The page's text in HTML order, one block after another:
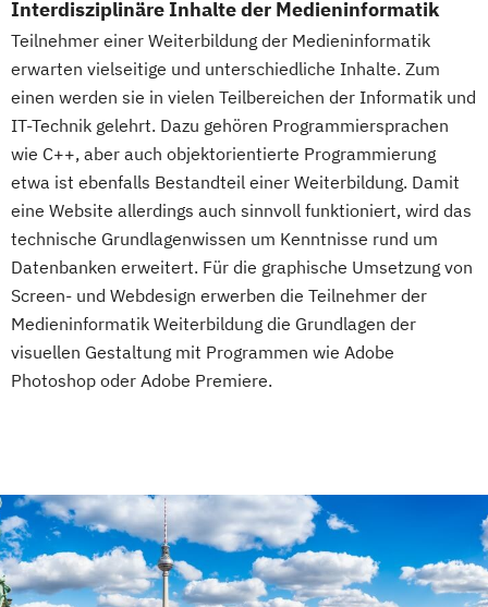
Interdisziplinäre Inhalte der Medieninformatik
Teilnehmer einer Weiterbildung der Medieninformatik
erwarten vielseitige und unterschiedliche Inhalte. Zum
einen werden sie in vielen Teilbereichen der Informatik und
IT-Technik gelehrt. Dazu gehören Programmiersprachen
wie C++, aber auch objektorientierte Programmierung
etwa ist ebenfalls Bestandteil einer Weiterbildung. Damit
eine Website allerdings auch sinnvoll funktioniert, wird das
technische Grundlagenwissen um Kenntnisse rund um
Datenbanken erweitert. Für die graphische Umsetzung von
Screen- und Webdesign erwerben die Teilnehmer der
Medieninformatik Weiterbildung die Grundlagen der
visuellen Gestaltung mit Programmen wie Adobe
Photoshop oder Adobe Premiere.